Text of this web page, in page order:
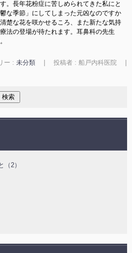
。長年花粉症に苦しめられてきた私にと
な季節」にしてしまった元凶なのですか
楚な花を咲かせるころ、また新たな気持
法の登場が待たれます。耳鼻科の先生
ー : 未分類 投稿者 : 船戸内科医院
2）